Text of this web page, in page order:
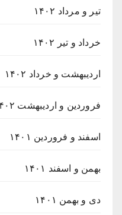
تیر و مرداد ۱۴۰۲
خرداد و تیر ۱۴۰۲
اردیبهشت و خرداد ۱۴۰۲
فروردین و اردیبهشت ۱۴۰۲
اسفند و فروردین ۱۴۰۱
بهمن و اسفند ۱۴۰۱
دی و بهمن ۱۴۰۱